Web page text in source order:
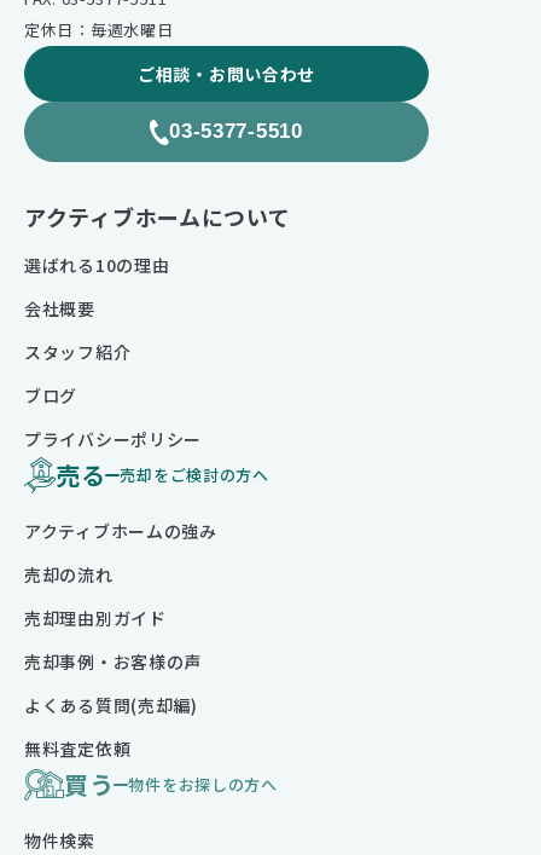
定休日：毎週水曜日
ご相談・お問い合わせ
03-5377-5510
売る 売却をご検討の方へ
アクティブホームの強み
売却の流れ
売却理由別ガイド
売却事例・お客様の声
よくある質問(売却編)
無料査定依頼
買う 物件をお探しの方へ
物件検索
アクティブホームについて
選ばれる10の理由
会社概要
スタッフ紹介
ブログ
プライバシーポリシー